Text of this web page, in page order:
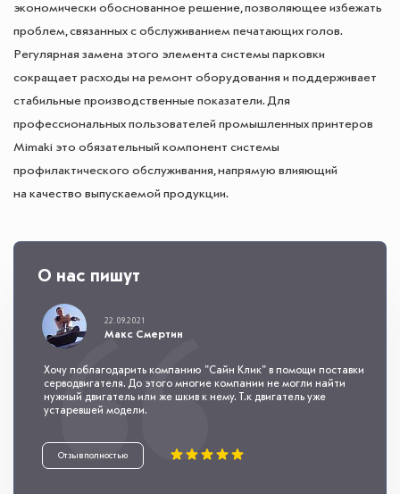
экономически обоснованное решение, позволяющее избежать
проблем, связанных с обслуживанием печатающих голов.
Регулярная замена этого элемента системы парковки
сокращает расходы на ремонт оборудования и поддерживает
стабильные производственные показатели. Для
профессиональных пользователей промышленных принтеров
Mimaki это обязательный компонент системы
профилактического обслуживания, напрямую влияющий
на качество выпускаемой продукции.
О нас пишут
22.09.2021
Макс Смертин
Хочу поблагодарить компанию "Сайн Клик" в помощи поставки
серводвигателя. До этого многие компании не могли найти
нужный двигатель или же шкив к нему. Т.к двигатель уже
устаревшей модели.
Отзыв полностью